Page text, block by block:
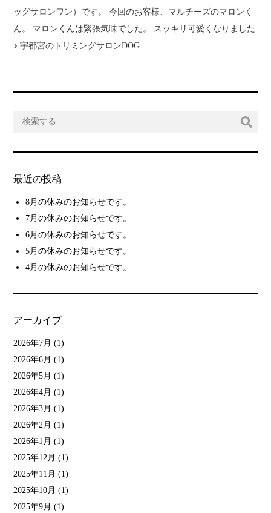
ッグサロンワン）です。 今回のお客様、マルチーズのマロンく
ん。 マロンくんは緊張気味でした。 スッキリ可愛くなりました
♪ 宇都宮のトリミングサロンDOG …
最近の投稿
8月の休みのお知らせです。
7月の休みのお知らせです。
6月の休みのお知らせです。
5月の休みのお知らせです。
4月の休みのお知らせです。
アーカイブ
2026年7月 (1)
2026年6月 (1)
2026年5月 (1)
2026年4月 (1)
2026年3月 (1)
2026年2月 (1)
2026年1月 (1)
2025年12月 (1)
2025年11月 (1)
2025年10月 (1)
2025年9月 (1)